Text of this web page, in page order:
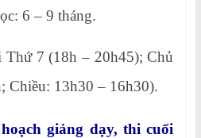
6 – 9 tháng.
7 (18h – 20h45); Chủ
Chiều: 13h30 – 16h30).
giảng dạy, thi cuối